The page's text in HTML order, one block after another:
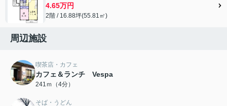
4.65万円
2階 / 16.88坪(55.81㎡)
周辺施設
喫茶店・カフェ
カフェ＆ランチ Vespa
241ｍ（4分）
そば・うどん